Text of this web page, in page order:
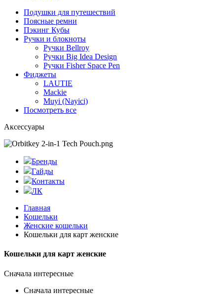
Подушки для путешествий
Поясные ремни
Пэкинг Кубы
Ручки и блокноты
Ручки Bellroy
Ручки Big Idea Design
Ручки Fisher Space Pen
Фиджеты
LAUTIE
Mackie
Muyi (Nayici)
Посмотреть все
Аксессуары
Бренды
Гайды
Контакты
ЛК
Главная
Кошельки
Женские кошельки
Кошельки для карт женские
Кошельки для карт женские
Сначала интересные
Сначала интересные